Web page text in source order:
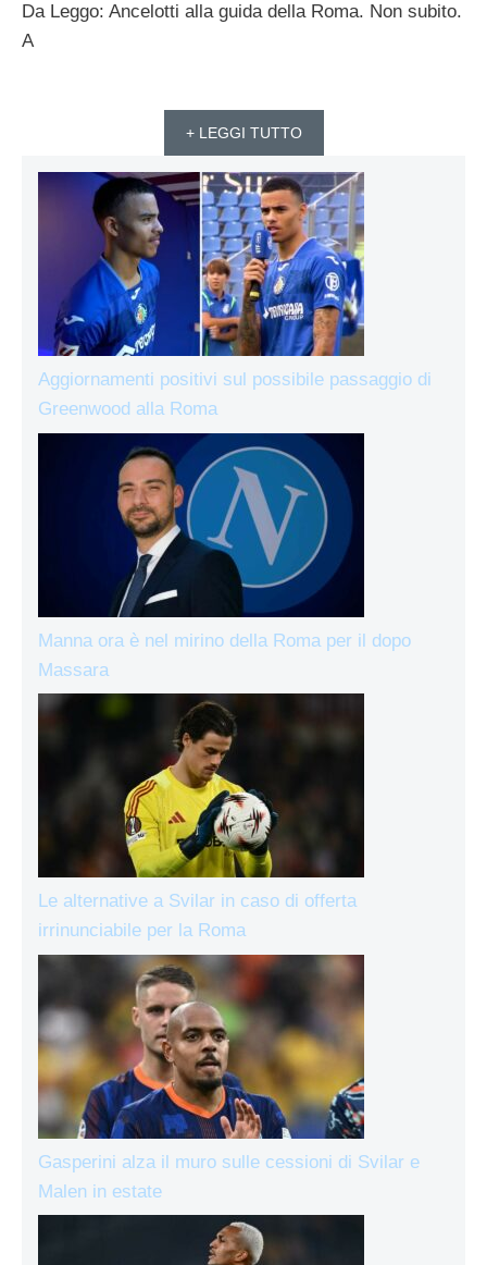
Da Leggo: Ancelotti alla guida della Roma. Non subito.
A
+ LEGGI TUTTO
Aggiornamenti positivi sul possibile passaggio di
Greenwood alla Roma
Manna ora è nel mirino della Roma per il dopo
Massara
Le alternative a Svilar in caso di offerta
irrinunciabile per la Roma
Gasperini alza il muro sulle cessioni di Svilar e
Malen in estate